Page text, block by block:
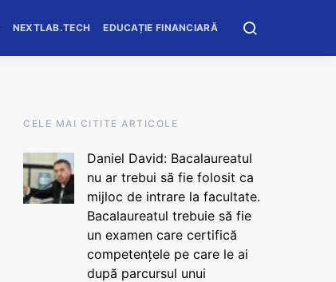
NEXTLAB.TECH EDUCAȚIE FINANCIARĂ
CELE MAI CITITE ARTICOLE
Daniel David: Bacalaureatul
nu ar trebui să fie folosit ca
mijloc de intrare la facultate.
Bacalaureatul trebuie să fie
un examen care certifică
competențele pe care le ai
după parcursul unui